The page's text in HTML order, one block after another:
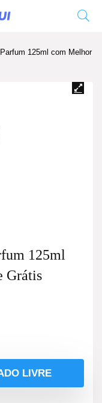
125ml com Melhor
125ml
Grátis
LIVRE